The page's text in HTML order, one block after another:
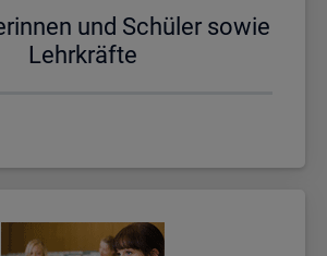
und Schü­ler sowie
Lehr­kräf­te